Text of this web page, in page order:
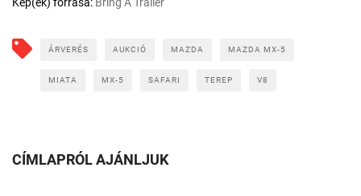
ÁRVERÉS AUKCIÓ MAZDA MAZDA MX-5
MIATA MX-5 SAFARI TEREP V8
CÍMLAPRÓL AJÁNLJUK